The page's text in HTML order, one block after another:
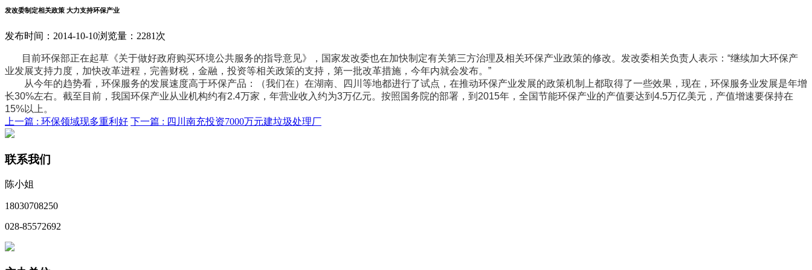
发改委制定相关政策 大力支持环保产业
发布时间：2014-10-10浏览量：2281次
目前环保部正在起草《关于做好政府购买环境公共服务的指导意见》，国家发改委也在加快制定有关第三方治理及相关环保产业政策的修改。发改委相关负责人表示：“继续加大环保产
业发展支持力度，加快改革进程，完善财税，金融，投资等相关政策的支持，第一批改革措施，今年内就会发布。”
从今年的趋势看，环保服务的发展速度高于环保产品：（我们在）在湖南、四川等地都进行了试点，在推动环保产业发展的政策机制上都取得了一些效果，现在，环保服务业发展是年增
长30%左右。截至目前，我国环保产业从业机构约有2.4万家，年营业收入约为3万亿元。按照国务院的部署，到2015年，全国节能环保产业的产值要达到4.5万亿美元，产值增速要保持在
15%以上。
上一篇 : 环保领域现多重利好 下一篇 : 四川南充投资7000万元建垃圾处理厂
联系我们
陈小姐
18030708250
028-85572692